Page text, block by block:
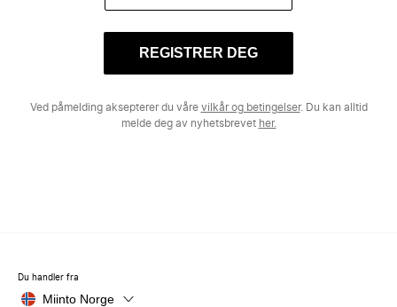
REGISTRER DEG
Ved påmelding aksepterer du våre vilkår og betingelser. Du kan alltid
melde deg av nyhetsbrevet her.
Du handler fra
Miinto Norge